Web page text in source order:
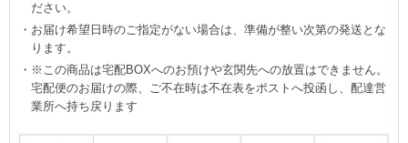
ださい。
お届け希望日時のご指定がない場合は、準備が整い次第の発送とな
ります。
※この商品は宅配BOXへのお預けや玄関先への放置はできません。
宅配便のお届けの際、ご不在時は不在表をポストへ投函し、配達営
業所へ持ち戻ります